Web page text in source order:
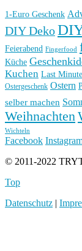
1-Euro Geschenk
DIY Deko
Feierabend Fingerfood
Küche
Kuchen Last
Ostergeschenk Ostern
selber machen
Weihnachten
Wichteln
Facebook
© 2011-2022
Top
Datenschutz |